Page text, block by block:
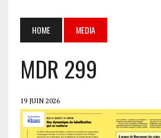
HOME MEDIA
MDR 299
19 JUIN 2026